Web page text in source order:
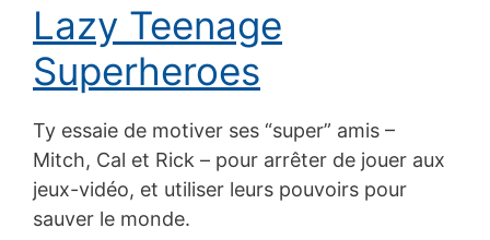
Lazy Teenage
Superheroes
Ty essaie de motiver ses “super” amis –
Mitch, Cal et Rick – pour arrêter de jouer aux
jeux-vidéo, et utiliser leurs pouvoirs pour
sauver le monde.